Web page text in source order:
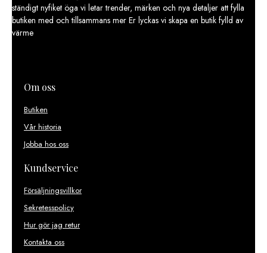
ständigt nyfiket öga vi letar trender, märken och nya detaljer att fylla
butiken med och tillsammans mer Er lyckas vi skapa en butik fylld av
värme
Om oss
Butiken
Vår historia
Jobba hos oss
Kundservice
Försäljningsvillkor
Sekretesspolicy
Hur gör jag retur
Kontakta oss